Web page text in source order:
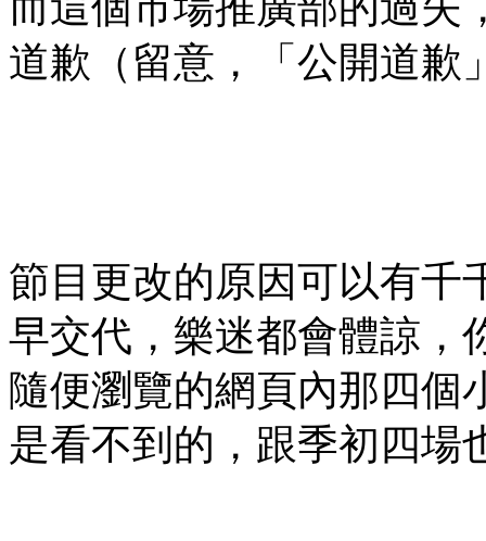
道歉（留意，「公開道歉
節目更改的原因可以有千
早交代，樂迷都會體諒，
隨便瀏覽的網頁內那四個
是看不到的，跟季初四場